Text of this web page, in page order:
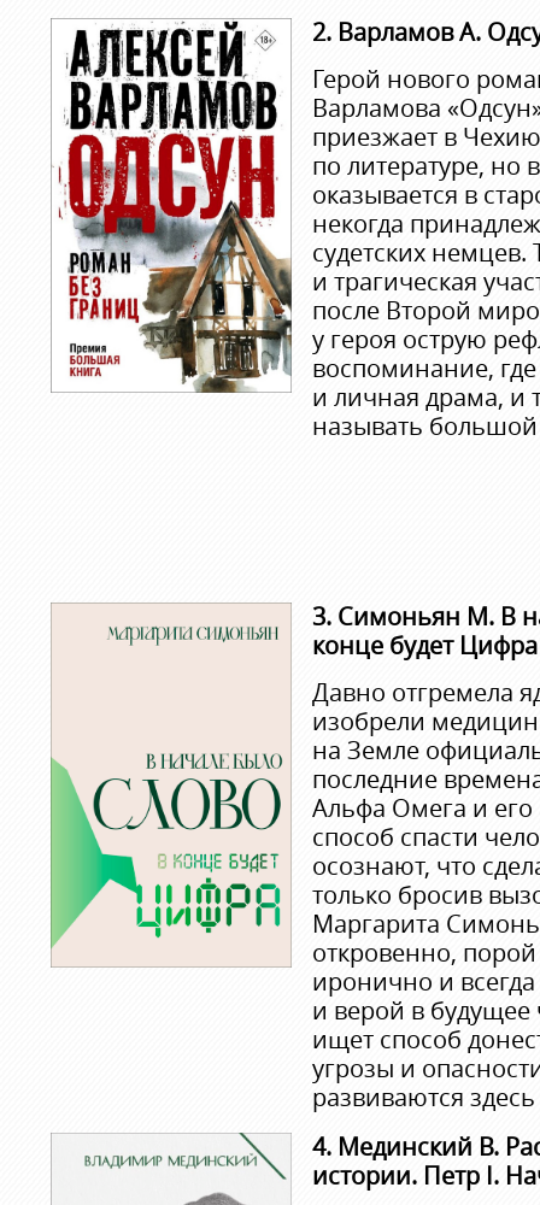
2. Варламов А.
Герой нового
Варламова
приезжает в
по литературе, но
оказывается в
некогда
судетских немцев.
и трагическая
после Второй
у героя острую
воспоминание,
и личная драма, и
называть
3. Симоньян М. В
конце будет Цифра
Давно отгремела
изобрели
на Земле
последние
Альфа Омега и его
способ спасти
осознают, что
только бросив
Маргарита
откровенно,
иронично и
и верой в будущее
ищет способ
угрозы и
развиваются
4. Мединский В.
истории. Петр I.